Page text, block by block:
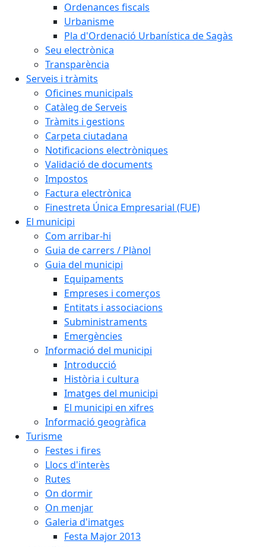
Ordenances fiscals
Urbanisme
Pla d'Ordenació Urbanística de Sagàs
Seu electrònica
Transparència
Serveis i tràmits
Oficines municipals
Catàleg de Serveis
Tràmits i gestions
Carpeta ciutadana
Notificacions electròniques
Validació de documents
Impostos
Factura electrònica
Finestreta Única Empresarial (FUE)
El municipi
Com arribar-hi
Guia de carrers / Plànol
Guia del municipi
Equipaments
Empreses i comerços
Entitats i associacions
Subministraments
Emergències
Informació del municipi
Introducció
Història i cultura
Imatges del municipi
El municipi en xifres
Informació geogràfica
Turisme
Festes i fires
Llocs d'interès
Rutes
On dormir
On menjar
Galeria d'imatges
Festa Major 2013